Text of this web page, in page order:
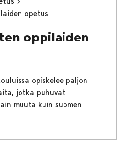
opetus
oppilaiden
opiskelee paljon
jotka puhuvat
muuta kuin suomen